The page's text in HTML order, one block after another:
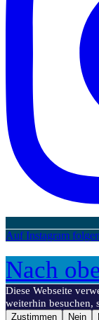
Auf Instagram folgen
Nach
Diese Webseite
weiterhin besuchen,
Zustimmen Nein